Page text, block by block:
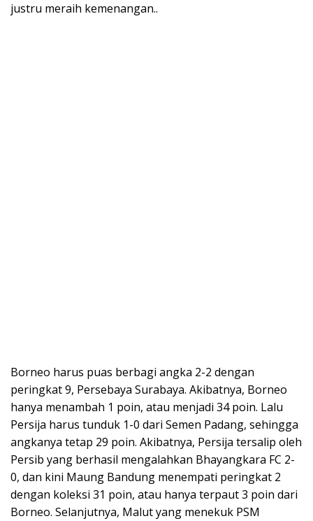
justru meraih kemenangan..
Borneo harus puas berbagi angka 2-2 dengan
peringkat 9, Persebaya Surabaya. Akibatnya, Borneo
hanya menambah 1 poin, atau menjadi 34 poin. Lalu
Persija harus tunduk 1-0 dari Semen Padang, sehingga
angkanya tetap 29 poin. Akibatnya, Persija tersalip oleh
Persib yang berhasil mengalahkan Bhayangkara FC 2-
0, dan kini Maung Bandung menempati peringkat 2
dengan koleksi 31 poin, atau hanya terpaut 3 poin dari
Borneo. Selanjutnya, Malut yang menekuk PSM